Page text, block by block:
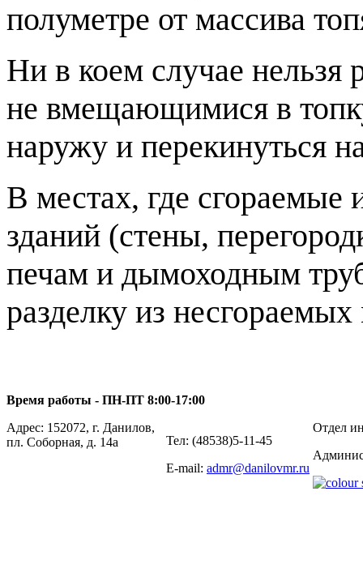
полуметре от массива
Ни в коем случае нельзя
не вмещающимися в
наружу и перекинуться
В местах, где сгораемые
зданий (стены,
печам и дымоходным
разделку из
Время работы - ПН-ПТ 8:00-17:00
Адрес: 152072, г. Данилов,
пл. Соборная, д. 14а
Тел: (48538)5-11-45
E-mail: admr@danilovmr.ru
Отдел